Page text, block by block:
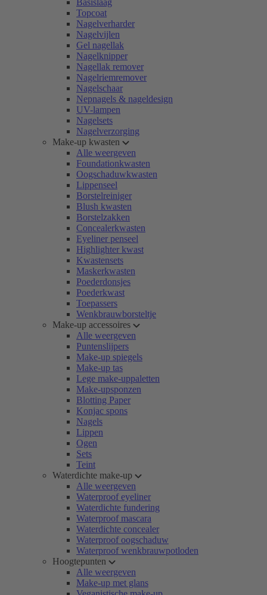
Basislaag
Topcoat
Nagelverharder
Nagelvijlen
Gel nagellak
Nagelknipper
Nagellak remover
Nagelriemremover
Nagelschaar
Nepnagels & nageldesign
UV-lampen
Nagelsets
Nagelverzorging
Make-up kwasten
Alle weergeven
Foundationkwasten
Oogschaduwkwasten
Lippenseel
Borstelreiniger
Blush kwasten
Borstelzakken
Concealerkwasten
Eyeliner penseel
Highlighter kwast
Kwastensets
Maskerkwasten
Poederdonsjes
Poederkwast
Toepassers
Wenkbrauwborsteltje
Make-up accessoires
Alle weergeven
Puntenslijpers
Make-up spiegels
Make-up tas
Lege make-uppaletten
Make-upsponzen
Blotting Paper
Konjac spons
Nagels
Lippen
Ogen
Sets
Teint
Waterdichte make-up
Alle weergeven
Waterproof eyeliner
Waterdichte fundering
Waterproof mascara
Waterdichte concealer
Waterproof oogschaduw
Waterproof wenkbrauwpotloden
Hoogtepunten
Alle weergeven
Make-up met glans